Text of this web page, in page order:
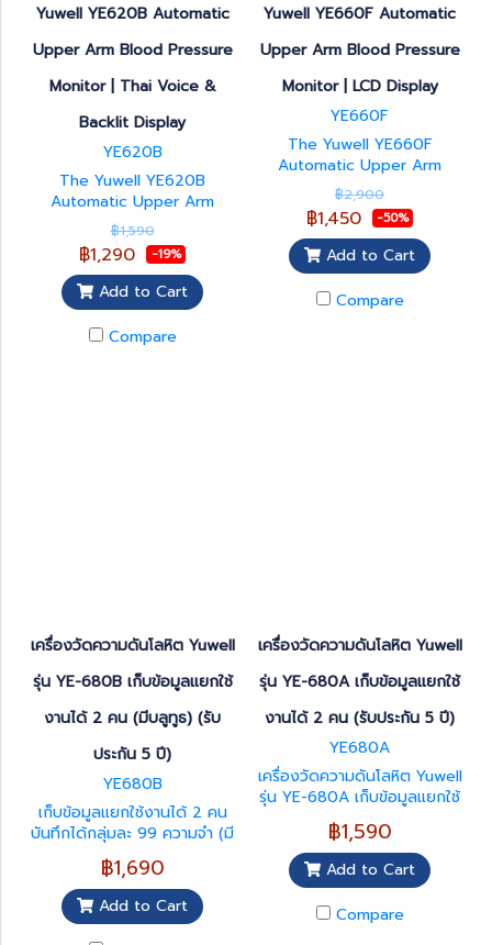
Yuwell YE620B Automatic
Upper Arm Blood Pressure
Monitor | Thai Voice &
Backlit Display
YE620B
The Yuwell YE620B
Automatic Upper Arm
Blood Pressure Monitor is
designed for accurate and
convenient blood pressure
monitoring at home or in
healthcare settings. It
features a large backlit LCD
display for easy reading,
฿1,590
฿1,290 -19%
Add to Cart
Compare
Yuwell YE660F Automatic
Upper Arm Blood Pressure
Monitor | LCD Display
YE660F
The Yuwell YE660F
Automatic Upper Arm
Blood Pressure Monitor is
designed for accurate and
convenient blood pressure
measurement at home,
clinics, and healthcare
facilities. Featuring a large
LCD display, one-touch
฿2,900
฿1,450 -50%
Add to Cart
Compare
เครื่องวัดความดันโลหิต Yuwell
รุ่น YE-680B เก็บข้อมูลแยกใช้
งานได้ 2 คน (มีบลูทูธ) (รับ
ประกัน 5 ปี)
YE680B
เก็บข้อมูลแยกใช้งานได้ 2 คน
บันทึกได้กลุ่มละ 99 ความจำ (มี
บลูทูธ) มีเสียงอธิบายระหว่างการ
ใช้งานภาษาไทย (Voice
broadcase function) รอบวง
แขนที่วัดได้ 22cm. – 45cm.
แสดงค่าเฉลี่ยการวัด 3 ครั้ง
฿1,690
Add to Cart
เครื่องวัดความดันโลหิต Yuwell
รุ่น YE-680A เก็บข้อมูลแยกใช้
งานได้ 2 คน (รับประกัน 5 ปี)
YE680A
เครื่องวัดความดันโลหิต Yuwell
รุ่น YE-680A เก็บข้อมูลแยกใช้
งานได้ 2 คน บันทึกได้กลุ่มละ
60 ความจำ รอบวงแขนที่วัดได้
22cm. – 45cm. แสดงค่าเฉลี่ย
การวัด 3 ครั้งล่าสุด
฿1,590
Add to Cart
Compare